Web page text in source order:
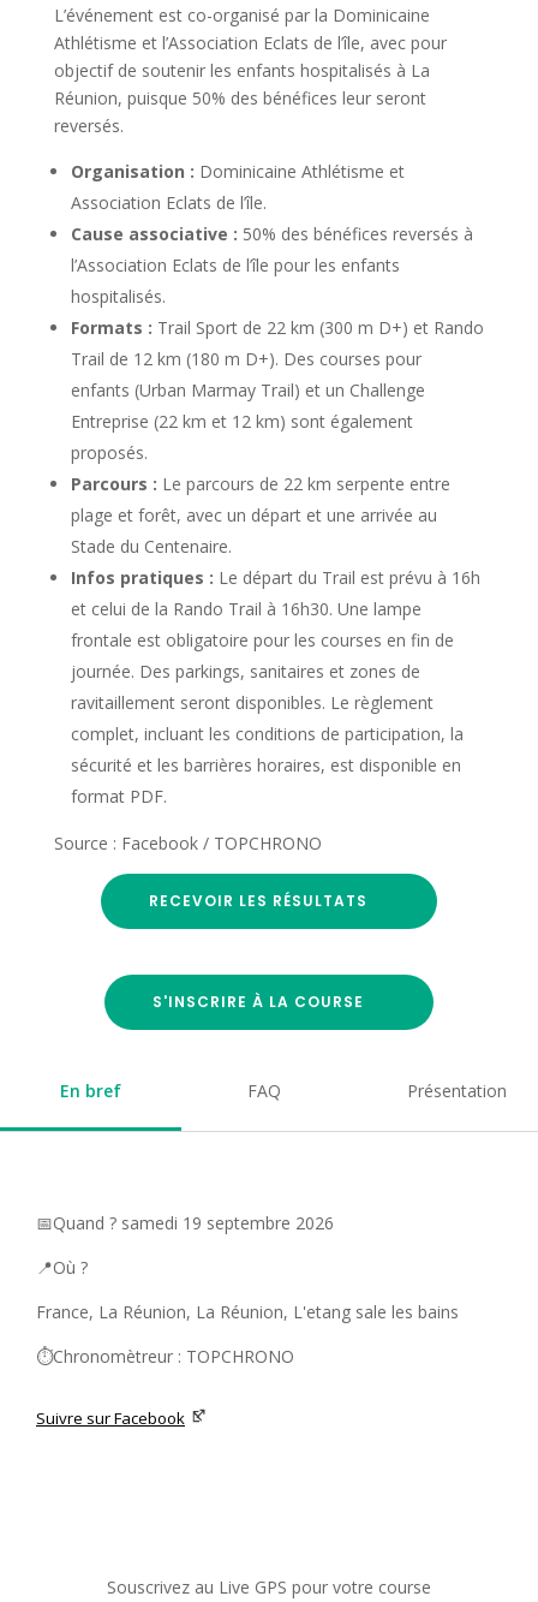
L’événement est co-organisé par la Dominicaine
Athlétisme et l’Association Eclats de l’île, avec pour
objectif de soutenir les enfants hospitalisés à La
Réunion, puisque 50% des bénéfices leur seront
reversés.
Organisation : Dominicaine Athlétisme et
Association Eclats de l’île.
Cause associative : 50% des bénéfices reversés à
l’Association Eclats de l’île pour les enfants
hospitalisés.
Formats : Trail Sport de 22 km (300 m D+) et Rando
Trail de 12 km (180 m D+). Des courses pour
enfants (Urban Marmay Trail) et un Challenge
Entreprise (22 km et 12 km) sont également
proposés.
Parcours : Le parcours de 22 km serpente entre
plage et forêt, avec un départ et une arrivée au
Stade du Centenaire.
Infos pratiques : Le départ du Trail est prévu à 16h
et celui de la Rando Trail à 16h30. Une lampe
frontale est obligatoire pour les courses en fin de
journée. Des parkings, sanitaires et zones de
ravitaillement seront disponibles. Le règlement
complet, incluant les conditions de participation, la
sécurité et les barrières horaires, est disponible en
format PDF.
Source : Facebook / TOPCHRONO
RECEVOIR LES RÉSULTATS
S'INSCRIRE À LA COURSE
En bref FAQ Présentation
📅Quand ? samedi 19 septembre 2026
📍Où ?
France, La Réunion, La Réunion, L'etang sale les bains
⏱️Chronomètreur : TOPCHRONO
Suivre sur Facebook
Souscrivez au Live GPS pour votre course